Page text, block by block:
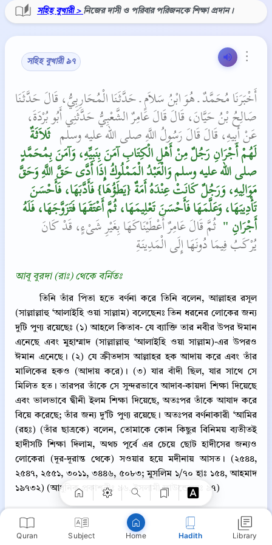
Quran Subject Home Hadith Library
সহিহ বুখারী > নিজের দাসী ও পরিবার পরিজনকে শিক্ষা প্রদান।
⋮
সহিহ বুখারী ৯৭
أَخْبَرَنَا مُحَمَّدٌ ـ هُوَ ابْنُ سَلاَمٍ ـ حَدَّثَنَا الْمُحَارِبِيُّ، قَالَ حَدَّثَنَا
صَالِحُ بْنُ حَيَّانَ، قَالَ قَالَ عَامِرٌ الشَّعْبِيُّ حَدَّثَنِي أَبُو بُرْدَةَ،
عَنْ أَبِيهِ، قَالَ قَالَ رَسُولُ اللَّهِ صلى الله عليه وسلم ‏
‏ ثَلاَثَةٌ
لَهُمْ أَجْرَانِ رَجُلٌ مِنْ أَهْلِ الْكِتَابِ آمَنَ بِنَبِيِّهِ، وَآمَنَ بِمُحَمَّدٍ
صلى الله عليه وسلم وَالْعَبْدُ الْمَمْلُوكُ إِذَا أَدَّى حَقَّ اللَّهِ وَحَقَّ
مَوَالِيهِ، وَرَجُلٌ كَانَتْ عِنْدَهُ أَمَةٌ ‏{‏يَطَؤُهَا‏}‏ فَأَدَّبَهَا، فَأَحْسَنَ
تَأْدِيبَهَا، وَعَلَّمَهَا فَأَحْسَنَ تَعْلِيمَهَا، ثُمَّ أَعْتَقَهَا فَتَزَوَّجَهَا، فَلَهُ
أَجْرَانِ ‏" ‏‏‏ ثُمَّ قَالَ عَامِرٌ أَعْطَيْنَاكَهَا بِغَيْرِ شَىْءٍ، قَدْ كَانَ
يُرْكَبُ فِيمَا دُونَهَا إِلَى الْمَدِينَةِ‏‏
আবূ বুরদা (রাঃ) থেকে বর্নিতঃ
তিনি তাঁর পিতা হতে বর্ণনা করে তিনি বলেন, আল্লাহর রসূল
(সাল্লাল্লাহু ‘আলাইহি ওয়া সাল্লাম) বলেছেনঃ তিন ধরনের লোকের জন্য
দুটি পুণ্য রয়েছেঃ (১) আহলে কিতাব- যে ব্যাক্তি তার নবীর উপর ঈমান
এনেছে এবং মুহাম্মাদ (সাল্লাল্লাহু ‘আলাইহি ওয়া সাল্লাম)-এর উপরও
ঈমান এনেছে। (২) যে ক্রীতদাস আল্লাহর হক আদায় করে এবং তাঁর
মালিকের হকও (আদায় করে)। (৩) যার বাঁদী ছিল, যার সাথে সে
মিলিত হত। তারপর তাঁকে সে সুন্দরভাবে আদাব-কায়দা শিক্ষা দিয়েছে
এবং ভালভাবে দ্বীনী ইলম শিক্ষা দিয়েছে, অতঃপর তাঁকে আযাদ করে
বিয়ে করেছে; তাঁর জন্য দু’টি পুণ্য রয়েছে। অতঃপর বর্ণনাকারী ‘আমির
(রহঃ) (তাঁর ছাত্রকে) বলেন, তোমাকে কোন কিছুর বিনিময় ব্যতীতই
হাদীসটি শিক্ষা দিলাম, অথচ পূর্বে এর চেয়ে ছোট হাদীসের জন্যও
লোকেরা (দূর-দূরান্ত থেকে) সওয়ার হয়ে মদীনায় আসত। (২৫৪৪,
২৫৪৭, ২৫৫১, ৩০১১, ৩৪৪৬, ৫০৮৩; মুসলিম ১/৭০ হাঃ ১৫৪, আহমাদ
১৯৭৩২) (আধুনিক প্রকাশনীঃ ৯৬, ইসলামী ফাউন্ডেশনঃ ৯৭)
সহিহ একিরকম হাদিস (3) প্রাসঙ্গিক কুরআন
Copy